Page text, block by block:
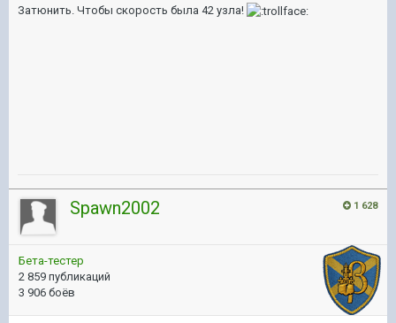
Затюнить. Чтобы скорость была 42 узла!
1 628
Spawn2002
Бета-тестер
2 859 публикаций
3 906 боёв